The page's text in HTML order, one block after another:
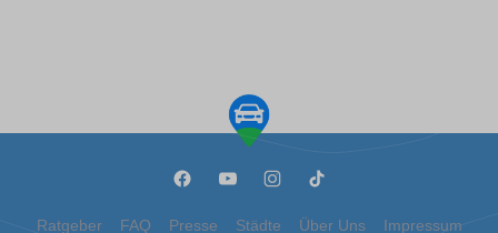
Ratgeber FAQ Presse Städte Über Uns Impressum